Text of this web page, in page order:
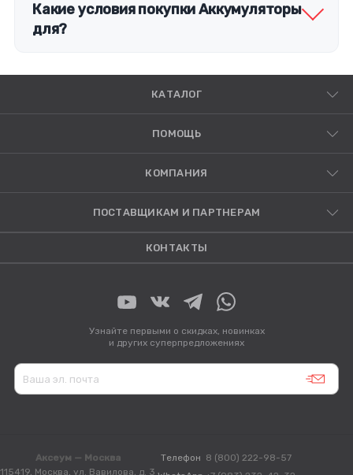
Какие условия покупки Аккумуляторы
для?
КАТАЛОГ
ПОМОЩЬ
КОМПАНИЯ
ПОСТАВЩИКАМ И ПАРТНЕРАМ
КОНТАКТЫ
Узнайте первыми о скидках, новинках
и других суперпредложениях
Аксеум — Москва
115419, Москва, ул. Вавилова, д. 3
Телефон 8 (800) 222-98-57